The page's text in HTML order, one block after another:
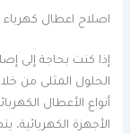
اصلاح اعطال كهرباء
إذا كنت بحاجة إلى
الحلول المثلى من
أنواع الأعطال
الأجهزة